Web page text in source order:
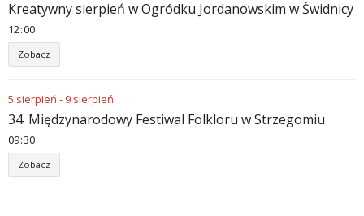
Kreatywny sierpień w Ogródku Jordanowskim w Świdnicy
12 00
Zobacz
5 sierpień - 9 sierpień
34. Międzynarodowy Festiwal Folkloru w Strzegomiu
09 30
Zobacz